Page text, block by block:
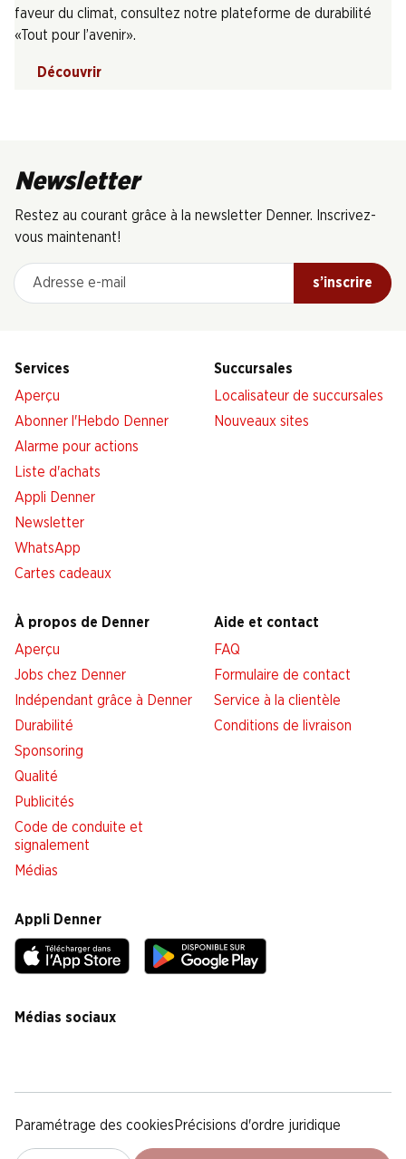
faveur du climat, consultez notre plateforme de durabilité
«Tout pour l’avenir».
Découvrir
Newsletter
Restez au courant grâce à la newsletter Denner. Inscrivez-
vous maintenant!
Adresse e-mail
s’inscrire
Services
Aperçu
Abonner l'Hebdo Denner
Alarme pour actions
Liste d'achats
Appli Denner
Newsletter
WhatsApp
Cartes cadeaux
Succursales
Localisateur de succursales
Nouveaux sites
À propos de Denner
Aperçu
Jobs chez Denner
Indépendant grâce à Denner
Durabilité
Sponsoring
Qualité
Publicités
Code de conduite et
signalement
Médias
Aide et contact
FAQ
Formulaire de contact
Service à la clientèle
Conditions de livraison
Appli Denner
Médias sociaux
Paramétrage des cookies Précisions d'ordre juridique
Déclaration de protection des donnéesNotice légaleCG